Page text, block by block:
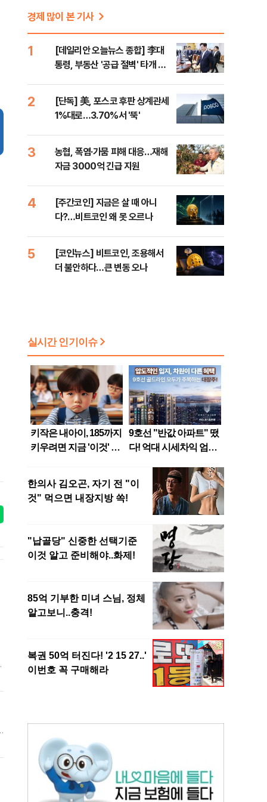
경제 많이 본 기사
1
[데일리안 오늘뉴스 종합] 李대
통령, 부동산 '공급 절벽' 타개 총
위해 李 견제 사활 등
2
[단독] 美, 포스코 후판 상계관세
1%대로…3.70%서 '뚝'
3
농협, 폭염·가뭄 피해 대응…재해
자금 3000억 긴급 지원
4
[주간코인] 지금은 살 때 아니
다?…비트코인 왜 못 오르나
5
[코인뉴스] 비트코인, 조용해서
더 불안하다…큰 변동 오나